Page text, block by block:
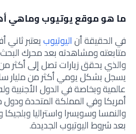
ما هو موقع يوتيوب وماهي
في الحقيقة أناليوتيوبيعتبر
يسجل بشكل يومي أكثر من مليار
عالمية وبخاصة في الدول الأجنبية
أمريكا وفي المملكة المتحدة ودول
والنمسا وسويسرا واستراليا
بعد شروط اليوتيوب الجديدة.